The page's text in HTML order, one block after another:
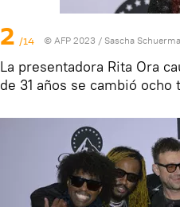
2 /14 © AFP 2023 / Sascha
La presentadora Rita Ora
de 31 años se cambió